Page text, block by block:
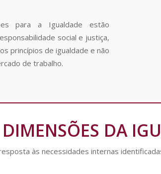
para a Igualdade estão
social e justiça,
princípios de igualdade e não
de trabalho.
DIMENSÕES DA
às necessidades internas